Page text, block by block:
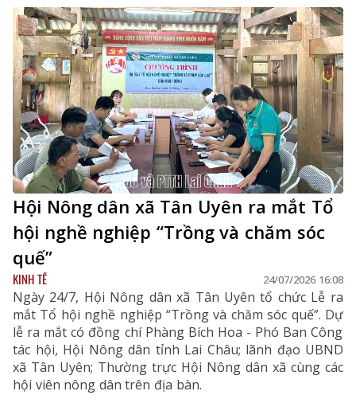
Hội Nông dân xã Tân Uyên ra mắt Tổ
hội nghề nghiệp “Trồng và chăm sóc
quế”
KINH TẾ 24/07/2026 16:08
Ngày 24/7, Hội Nông dân xã Tân Uyên tổ chức Lễ ra
mắt Tổ hội nghề nghiệp “Trồng và chăm sóc quế”. Dự
lễ ra mắt có đồng chí Phàng Bích Hoa - Phó Ban Công
tác hội, Hội Nông dân tỉnh Lai Châu; lãnh đạo UBND
xã Tân Uyên; Thường trực Hội Nông dân xã cùng các
hội viên nông dân trên địa bàn.